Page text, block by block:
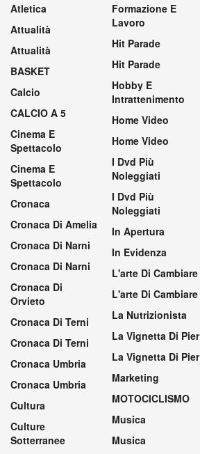
Atletica
Attualità
Attualità
BASKET
Calcio
CALCIO A 5
Cinema E
Spettacolo
Cinema E
Spettacolo
Cronaca
Cronaca Di Amelia
Cronaca Di Narni
Cronaca Di Narni
Cronaca Di
Orvieto
Cronaca Di Terni
Cronaca Di Terni
Cronaca Umbria
Cronaca Umbria
Cultura
Culture
Sotterranee
Formazione E
Lavoro
Hit Parade
Hit Parade
Hobby E
Intrattenimento
Home Video
Home Video
I Dvd Più
Noleggiati
I Dvd Più
Noleggiati
In Apertura
In Evidenza
L'arte Di Cambiare
L'arte Di Cambiare
La Nutrizionista
La Vignetta Di Pier
La Vignetta Di Pier
Marketing
MOTOCICLISMO
Musica
Musica